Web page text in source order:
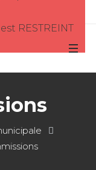
RESTREINT